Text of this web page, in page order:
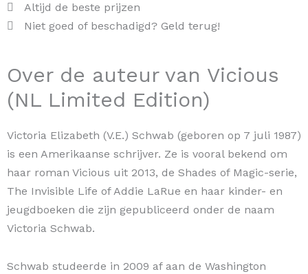
Altijd de beste prijzen
Niet goed of beschadigd? Geld terug!
Over de auteur van Vicious
(NL Limited Edition)
Victoria Elizabeth (V.E.) Schwab (geboren op 7 juli 1987)
is een Amerikaanse schrijver. Ze is vooral bekend om
haar roman Vicious uit 2013, de Shades of Magic-serie,
The Invisible Life of Addie LaRue en haar kinder- en
jeugdboeken die zijn gepubliceerd onder de naam
Victoria Schwab.
Schwab studeerde in 2009 af aan de Washington